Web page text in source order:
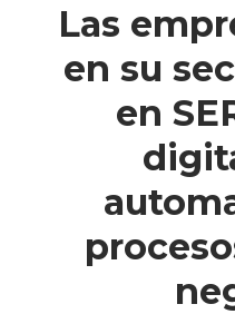
Las
en su
en